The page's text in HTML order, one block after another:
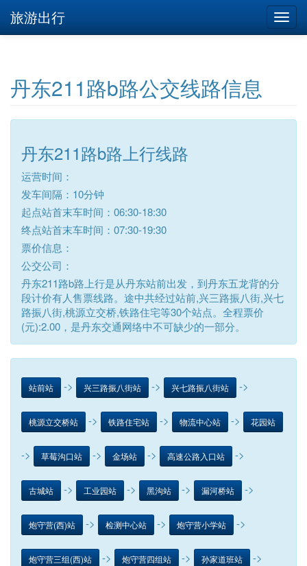
旅游出行
丹东211路b路公交线路信息
丹东211路b路上行线路
运营时间：
发车间隔：10分钟
起点站首末车时间：06:30-18:30
终点站首末车时间：07:30-19:30
票价信息：
公交公司：
丹东211路b路上行是从丹东站前出发，到丹东五龙背的分
段计价有人售票线路。途中共经过站前,兴三路振八街,兴七
路振八街,桃源立交桥,铁路住宅等30个站点。全程票价
(元):2.00，是丹东交通网络中不可缺少的一部分。
站前站 -> 兴三路振八街站 -> 兴七路振八街站 ->
桃源立交桥站 -> 铁路住宅站 -> 物流中心站 -> 花园站
-> 草莓沟口站 -> 金场站 -> 高速公路入口站 ->
古城站 -> 工业园站 -> 黑沟站 -> 漏河桥站 ->
炮守营(西)站 -> 检测中心站 -> 炮守营小学站 ->
炮守营三组(西)站 -> 炮守营四组站 -> 孙家道班站 ->